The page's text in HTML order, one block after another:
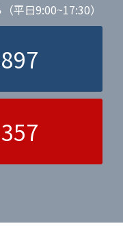
平日9:00~17:30）